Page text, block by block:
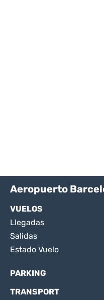
Aeropuerto
VUELOS
Llegadas
Salidas
Estado Vuelo
PARKING
TRANSPORT